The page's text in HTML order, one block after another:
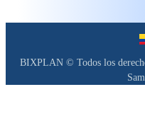
BIXPLAN © Todos los